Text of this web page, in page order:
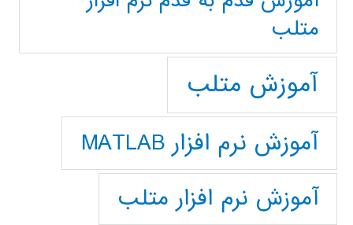
متلب
آموزش متلب
آموزش نرم افزار MATLAB
آموزش نرم افزار متلب